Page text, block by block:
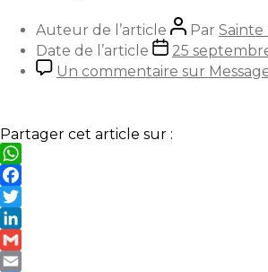
Auteur de l’article Par Sainte
Date de l’article
25
Un commentaire sur
Partager cet article sur :
WhatsApp
Facebook
Twitter
LinkedIn
Gmail